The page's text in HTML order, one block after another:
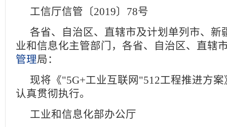
工信厅信管〔2019〕78号
各省、自治区、直辖市及计划单列市、新
业和信息化主管部门，各省、自治区、直辖
管理局：
现将《"5G+工业互联网"512工程推进方
认真贯彻执行。
工业和信息化部办公厅